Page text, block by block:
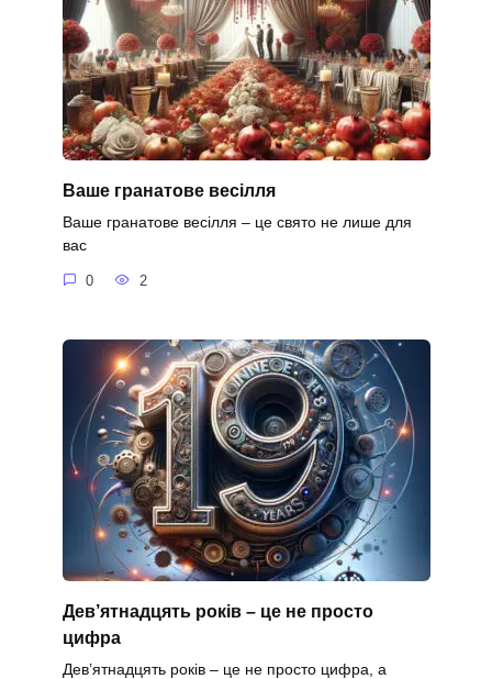
Ваше гранатове весілля
Ваше гранатове весілля – це свято не лише для
вас
0 2
Дев’ятнадцять років – це не просто
цифра
Дев’ятнадцять років – це не просто цифра, а